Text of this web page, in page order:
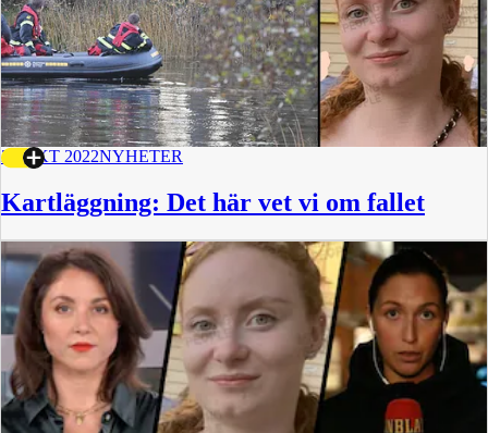
28 OKT 2022NYHETER
Kartläggning: Det här vet vi om fallet